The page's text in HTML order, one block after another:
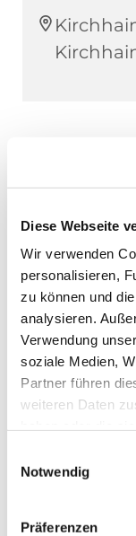
Diese Webseite
Wir verwenden
personalisieren,
zu können und
analysieren.
Verwendung
soziale Medien,
Partner führen
weiteren Daten
Notwendig
Präferenzen